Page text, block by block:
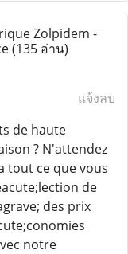
Zolpidem -
(135 อ่าน)
แจ้งลบ
de haute
? N'attendez
tout ce que vous
de
des prix
notre